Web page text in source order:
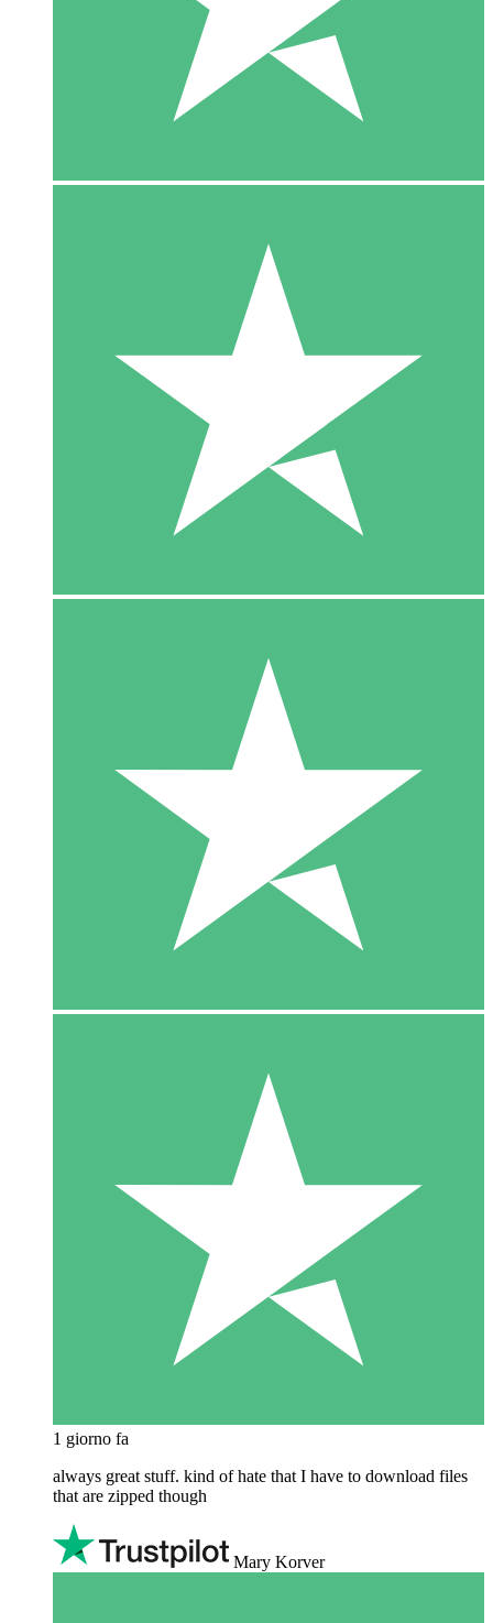
1 giorno fa
always great stuff. kind of hate that I have to download files
that are zipped though
Mary Korver